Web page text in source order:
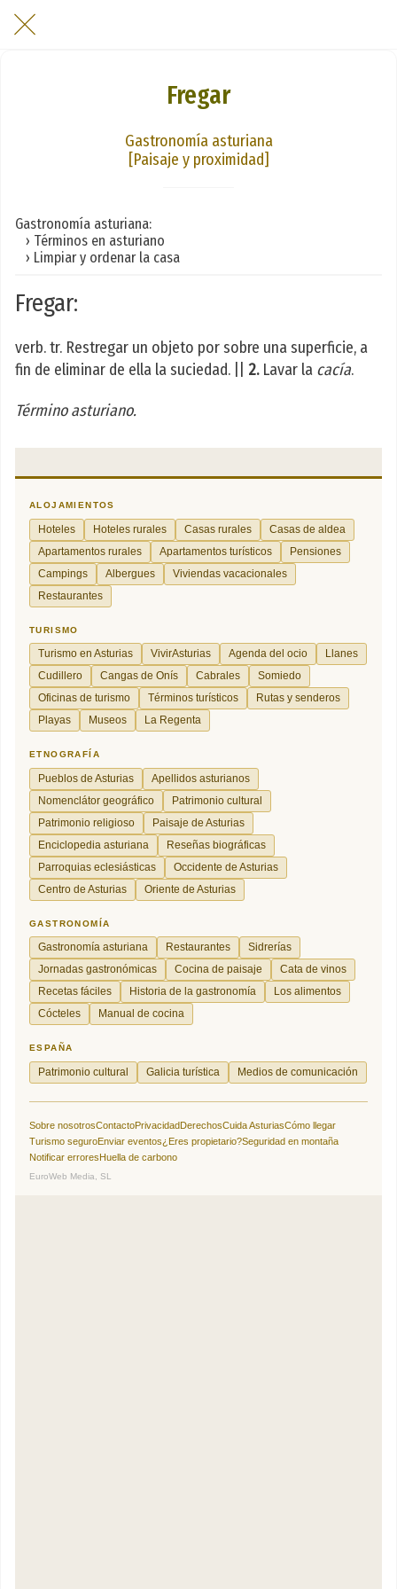
Fregar
Gastronomía asturiana
[Paisaje y proximidad]
Gastronomía asturiana:
› Términos en asturiano
› Limpiar y ordenar la casa
Fregar:
verb. tr. Restregar un objeto por sobre una superficie, a
fin de eliminar de ella la suciedad. || 2.Lavar la cacía.
Término asturiano.